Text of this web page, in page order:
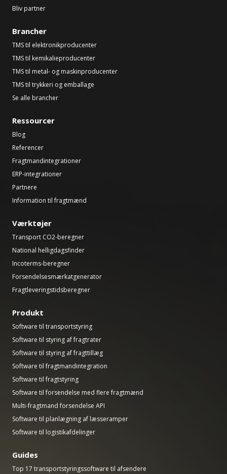
Bliv partner
Brancher
TMS til elektronikproducenter
TMS til kemikalieproducenter
TMS til metal- og maskinproducenter
TMS til trykkeri og emballage
Se alle brancher
Ressourcer
Blog
Referencer
Fragtmandintegrationer
ERP-integrationer
Partnere
Information til fragtmænd
Værktøjer
Transport CO2-beregner
National helligdagsfinder
Incoterms-beregner
Forsendelsesmærkatgenerator
Fragtleveringstidsberegner
Produkt
Software til transportstyring
Software til styring af fragtrater
Software til styring af fragttillæg
Software til fragtmandintegration
Software til fragtstyring
Software til forsendelse med flere fragtmænd
Multi-fragtmand forsendelse API
Software til planlægning af læsseramper
Software til logistikafdelinger
Guides
Top 17 transportstyringssoftware til afsendere